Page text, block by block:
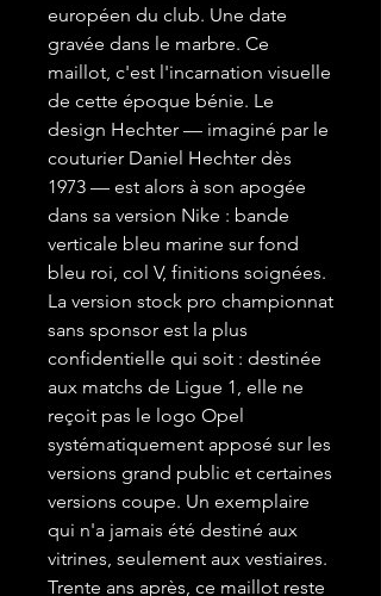
européen du club. Une date
gravée dans le marbre. Ce
maillot, c'est l'incarnation visuelle
de cette époque bénie. Le
design Hechter — imaginé par le
couturier Daniel Hechter dès
1973 — est alors à son apogée
dans sa version Nike : bande
verticale bleu marine sur fond
bleu roi, col V, finitions soignées.
La version stock pro championnat
sans sponsor est la plus
confidentielle qui soit : destinée
aux matchs de Ligue 1, elle ne
reçoit pas le logo Opel
systématiquement apposé sur les
versions grand public et certaines
versions coupe. Un exemplaire
qui n'a jamais été destiné aux
vitrines, seulement aux vestiaires.
Trente ans après, ce maillot reste